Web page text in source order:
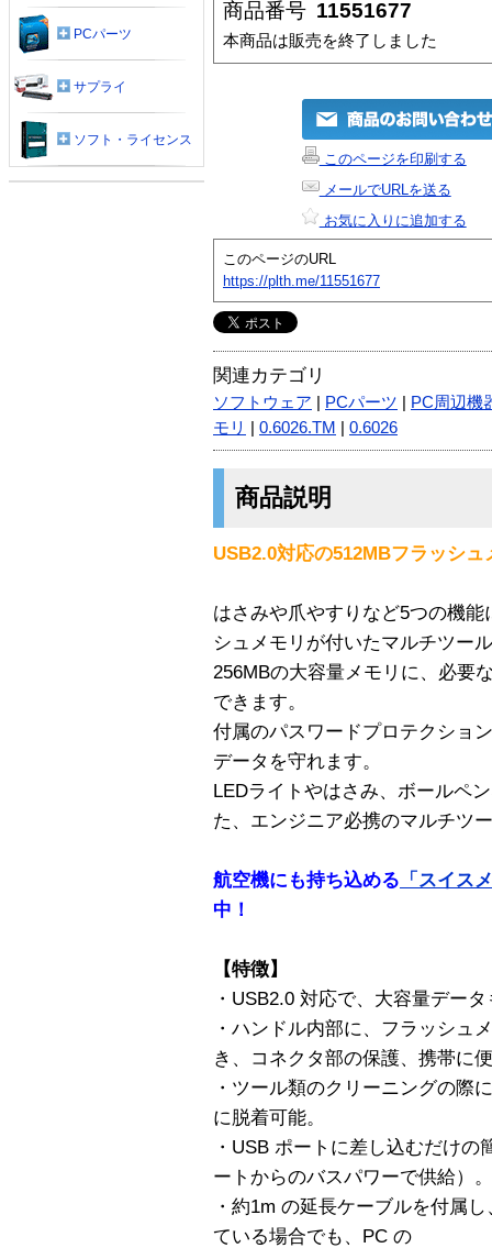
商品番号 11551677
本商品は販売を終了しました
このページを印刷する
メールでURLを送る
お気に入りに追加する
このページのURL
https://plth.me/11551677
関連カテゴリ
ソフトウェア PCパーツ
PC周辺機
モリ
0.6026.TM 0.6026
商品説明
USB2.0対応の512MBフラッシ
はさみや爪やすりなど5つの機
シュメモリが付いたマルチツー
256MBの大容量メモリに、必要
できます。
付属のパスワードプロテクショ
データを守れます。
LEDライトやはさみ、ボールペ
た、エンジニア必携のマルチツ
航空機にも持ち込める 「スイス
中！
【特徴】
・USB2.0 対応で、大容量デー
・ハンドル内部に、フラッシュ
き、コネクタ部の保護、携帯に
・ツール類のクリーニングの際
に脱着可能。
・USB ポートに差し込むだけ
ートからのバスパワーで供給）。
・約1m の延長ケーブルを付属
ている場合でも、PC の
PCパーツ
サプライ
ソフト・ライセンス